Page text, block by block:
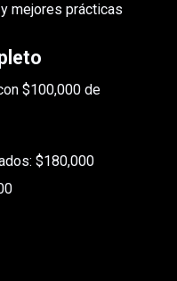
mejores prácticas
$100,000 de
$180,000